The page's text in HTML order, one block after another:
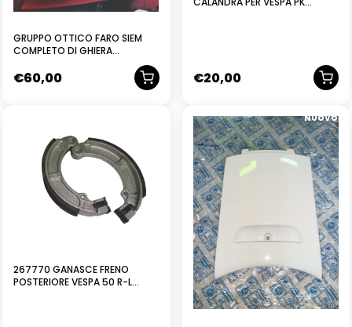
GRUPPO OTTICO FARO SIEM
COMPLETO DI GHIERA
DIAMETRO MM 115 PER VESPA
125 VNB 3 4 5 6T 150 VBA VBB
160 GS
€60,00 €20,00
267770 GANASCE FRENO
POSTERIORE VESPA 50 R-L
NUOVO